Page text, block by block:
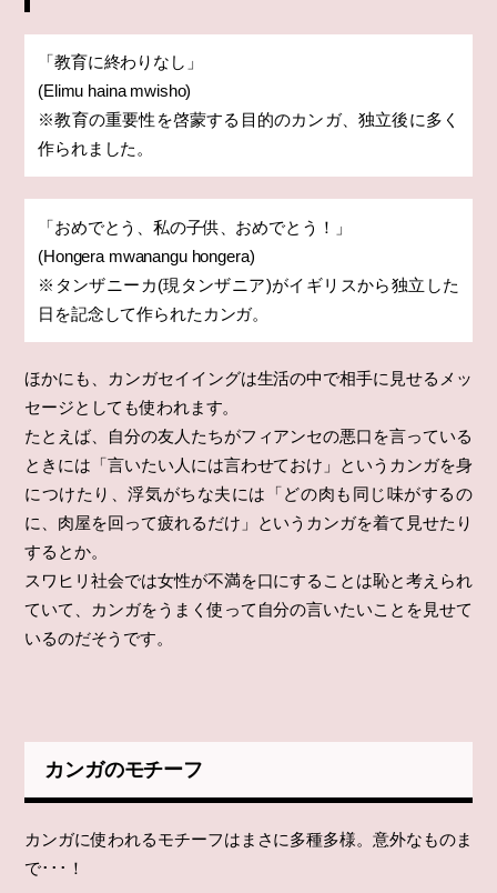
「教育に終わりなし」
(Elimu haina mwisho)
※教育の重要性を啓蒙する目的のカンガ、独立後に多く
作られました。
「おめでとう、私の子供、おめでとう！」
(Hongera mwanangu hongera)
※タンザニーカ(現タンザニア)がイギリスから独立した
日を記念して作られたカンガ。
ほかにも、カンガセイイングは生活の中で相手に見せるメッ
セージとしても使われます。
たとえば、自分の友人たちがフィアンセの悪口を言っている
ときには「言いたい人には言わせておけ」というカンガを身
につけたり、浮気がちな夫には「どの肉も同じ味がするの
に、肉屋を回って疲れるだけ」というカンガを着て見せたり
するとか。
スワヒリ社会では女性が不満を口にすることは恥と考えられ
ていて、カンガをうまく使って自分の言いたいことを見せて
いるのだそうです。
カンガのモチーフ
カンガに使われるモチーフはまさに多種多様。意外なものま
で･･･！